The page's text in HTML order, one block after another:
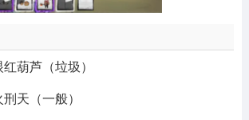
葫芦（垃圾）
天（一般）